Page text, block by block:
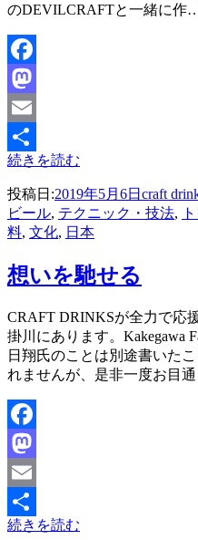
のDEVILCRAFTと一緒に作
Facebook
Mastodon
Email
共
有
続きを読む
投稿日:2019年5月6日 craft
ビール, テクニック・技法,
料, 文化, 日本
想いを馳せる
投稿者master
CRAFT DRINKSが全力で応
掛川にあります。Kakegawa
日翔氏のことは別途書いた
れませんが、是非一度お目
Facebook
Mastodon
Email
共
続きを読む